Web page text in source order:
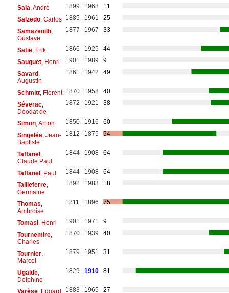
Sala , André 1899 1968
11
Salzedo, Carlos 1885 1961
25
Samazeuilh,
Gustave
1877 1967 33
Satie, Erik 1866 1925
44
Sauguet, Henri 1901 1989
9
Savard,
Augustin
1861 1942 49
Schmitt, Florent 1870 1958
40
Séverac,
Déodat de
1872 1921 38
Simon, Anton 1850 1916
60
Singelée, Jean-
Baptiste
1812 1875 54
Taffanel,
Claude Paul
1844 1908 64
Taffanel, Paul 1844 1908
64
Tailleferre,
Germaine
1892 1983 18
Thomas
Ambroise
1811 1896 75
Tomasi, Henri 1901 1971
9
Tournemire,
Charles
1870 1939 40
Tournier,
Marcel
1879 1951 31
Ugalde,
Delphine
1829 1910 81
Varèse, Edgard 1883 1965 27